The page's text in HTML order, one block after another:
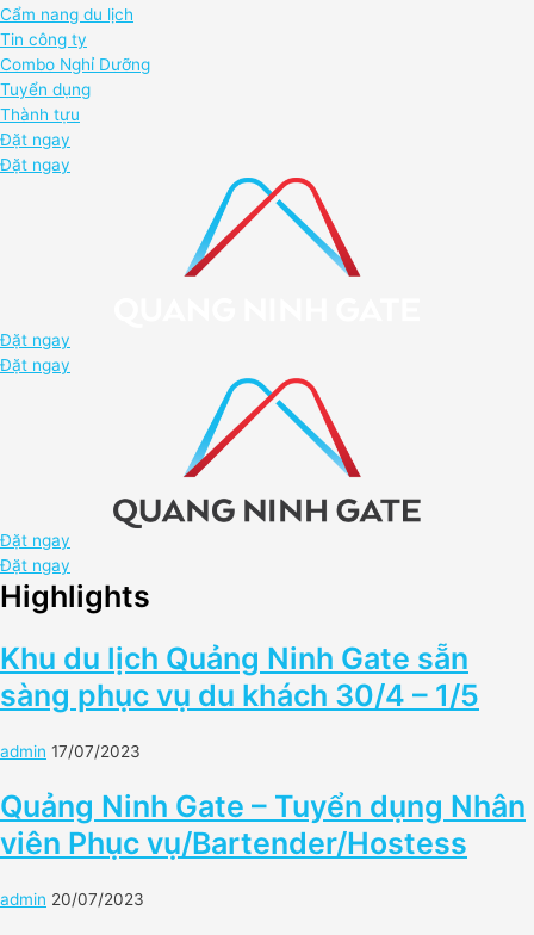
Cẩm nang du lịch
Tin công ty
Combo Nghỉ Dưỡng
Tuyển dụng
Thành tựu
Đặt ngay
Đặt ngay
Đặt ngay
Đặt ngay
Đặt ngay
Đặt ngay
Highlights
Khu du lịch Quảng Ninh Gate sẵn
sàng phục vụ du khách 30/4 – 1/5
admin 17/07/2023
Quảng Ninh Gate – Tuyển dụng Nhân
viên Phục vụ/Bartender/Hostess
admin 20/07/2023